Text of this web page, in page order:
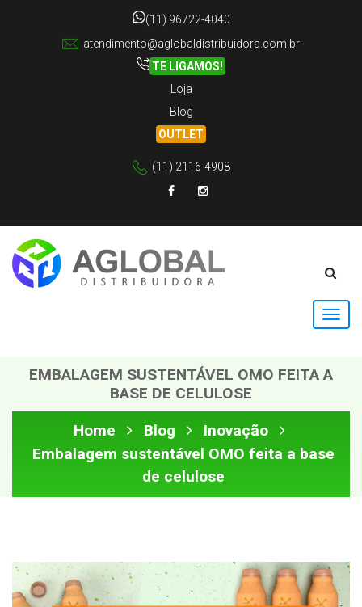
(11) 96722-4040
atendimento@aglobaldistribuidora.com.br
TE LIGAMOS!
Loja
Blog
OUTLET
(11) 2116-4908
EMBALAGEM SUSTENTÁVEL OMO FEITA A
BASE DE CELULOSE
Home
Blog
Inovação
Embalagem sustentável OMO feita a base
de celulose